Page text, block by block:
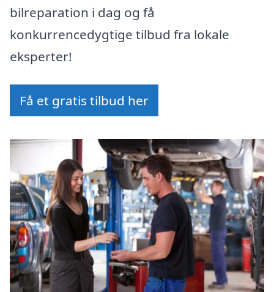
bilreparation i dag og få
konkurrencedygtige tilbud fra lokale
eksperter!
Få et gratis tilbud her